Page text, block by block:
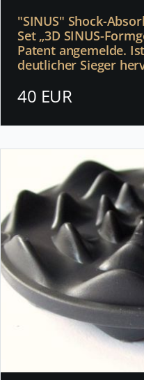
"SINUS" Shock-
Set „3D SINUS-
Patent angemelde.
deutlicher Sieger
40 EUR